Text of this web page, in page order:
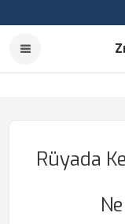
Rüyada